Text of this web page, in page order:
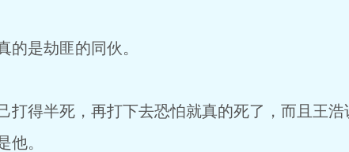
的是劫匪的同伙。
打得半死，再打下去恐怕就真的死了，而且王
他。